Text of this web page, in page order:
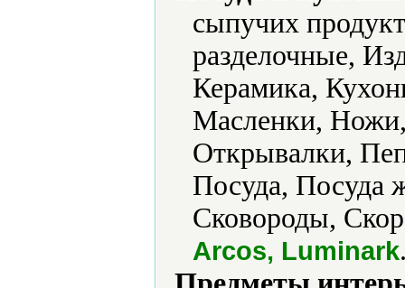
сыпучих
разделочные,
Керамика,
Масленки,
Открывалки,
Посуда, Посуда
Сковороды,
Arcos, Luminark